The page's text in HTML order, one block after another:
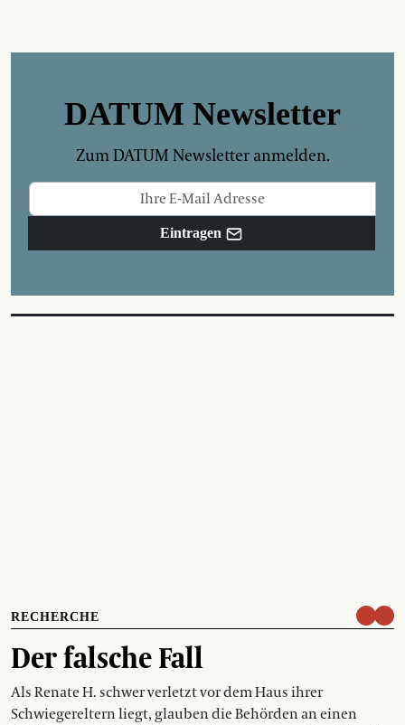
DATUM Newsletter
Zum DATUM Newsletter anmelden.
Eintragen
RECHERCHE
Der falsche Fall
Als Renate H. schwer verletzt vor dem Haus ihrer
Schwiegereltern liegt, glauben die Behörden an einen